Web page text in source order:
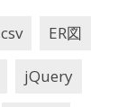
csv ER図
jQuery